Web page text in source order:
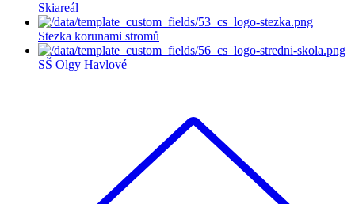
Skiareál
Stezka korunami stromů
SŠ Olgy Havlové